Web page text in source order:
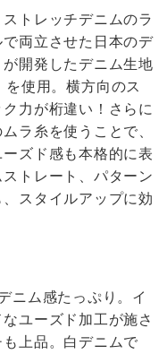
トレッチデニムのラ
両立させた日本のデ
開発したデニム生地
使用。横方向のス
力が桁違い！さらに
ラ糸を使うことで、
ズド感も本格的に表
トレート、パターン
スタイルアップに効
ニム感たっぷり。イ
ユーズド加工が施さ
上品。白デニムで